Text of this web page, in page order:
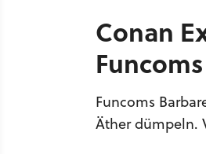
Conan
Funcoms
Äther dümpeln.